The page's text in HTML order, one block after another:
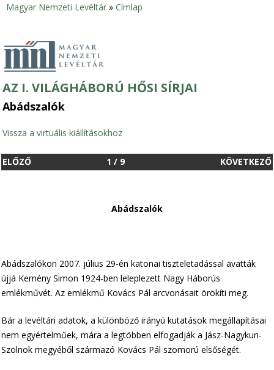
Jelenlegi
hely
Magyar Nemzeti Levéltár » Címlap
AZ I. VILÁGHÁBORÚ HŐSI SÍRJAI
Abádszalók
Vissza a virtuális kiállításokhoz
ELŐZŐ KÖVETKEZŐ
1 / 9
Abádszalók
Abádszalókon 2007. július 29-én katonai tiszteletadással avatták
újjá Kemény Simon 1924-ben leleplezett Nagy Háborús
emlékművét. Az emlékmű Kovács Pál arcvonásait örökíti meg.
Bár a levéltári adatok, a különböző irányú kutatások megállapításai
nem egyértelműek, mára a legtöbben elfogadják a Jász-Nagykun-
Szolnok megyéből származó Kovács Pál szomorú elsőségét.